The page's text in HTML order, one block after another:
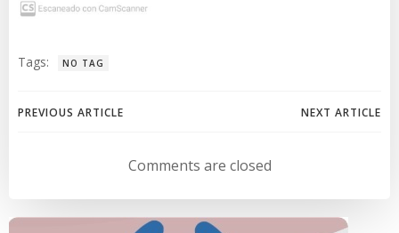
Tags: NO TAG
Navegación
entradas
PREVIOUS ARTICLE
Navegación
de
entradas
NEXT ARTICLE
Comments are closed